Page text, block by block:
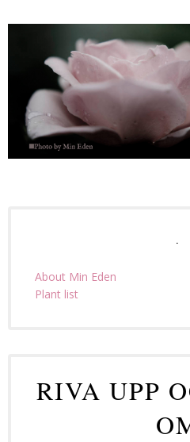
About Min Eden
Plant list
RIVA UPP